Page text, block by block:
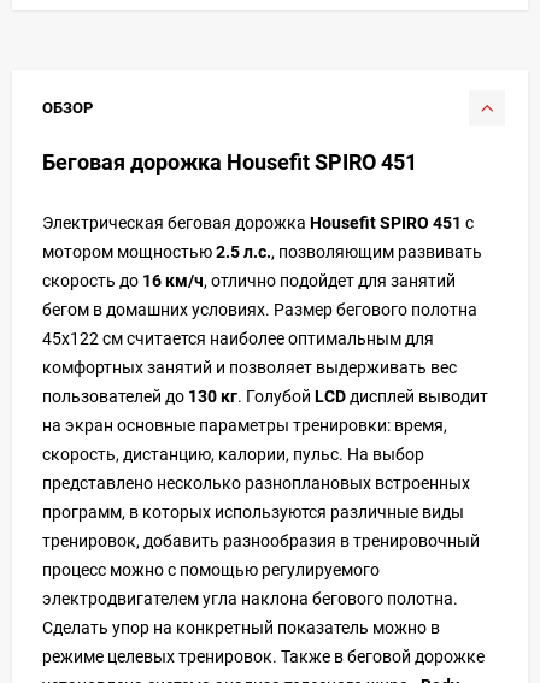
ОБЗОР
Беговая дорожка Housefit SPIRO 451
Электрическая беговая дорожка Housefit SPIRO 451 с
мотором мощностью2.5 л.с., позволяющим развивать
скорость до 16 км/ч, отлично подойдет для занятий
бегом в домашних условиях. Размер бегового полотна
45х122 см считается наиболее оптимальным для
комфортных занятий и позволяет выдерживать вес
пользователей до 130 кг. Голубой LCD дисплей выводит
на экран основные параметры тренировки: время,
скорость, дистанцию, калории, пульс. На выбор
представлено несколько разноплановых встроенных
программ, в которых используются различные виды
тренировок, добавить разнообразия в тренировочный
процесс можно с помощью регулируемого
электродвигателем угла наклона бегового полотна.
Сделать упор на конкретный показатель можно в
режиме целевых тренировок. Также в беговой дорожке